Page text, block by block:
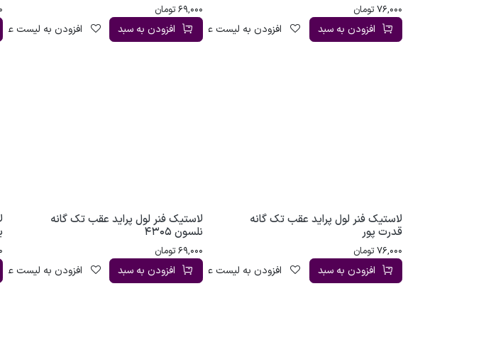
76,000 تومان
افزودن به سبد افزودن به لیست علاقه‌مندی
69,000 تومان
افزودن به سبد افزودن به لیست
لاستیک فنر لول پراید عقب تک گانه
قدرت پور
76,000 تومان
افزودن به سبد افزودن به لیست علاقه‌مندی
لاستیک فنر لول پراید عقب تک گانه
نلسون 4305
69,000 تومان
افزودن به سبد افزودن به لیست